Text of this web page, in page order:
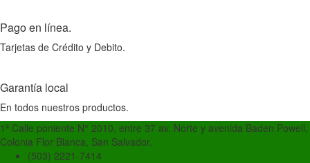
Pago en línea.
Tarjetas de Crédito y Debito.
Garantía local
En todos nuestros productos.
1ª Calle poniente N° 2010, entre 37 av. Norte y avenida Baden Powell,
Colonia Flor Blanca, San Salvador.
(503) 2221-7414